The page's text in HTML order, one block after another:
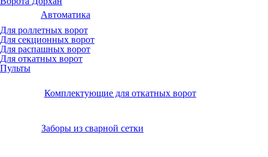
Автоматика
Для роллетных ворот
Для секционных ворот
Для распашных ворот
Для откатных ворот
Пульты
Комплектующие для откатных ворот
Заборы из сварной сетки